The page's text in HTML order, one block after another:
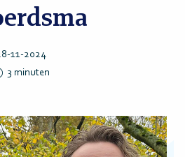
11-2024
3 minuten